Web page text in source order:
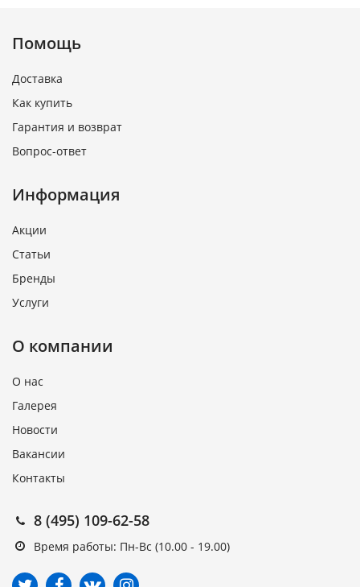
Помощь
Доставка
Как купить
Гарантия и возврат
Вопрос-ответ
Информация
Акции
Статьи
Бренды
Услуги
О компании
О нас
Галерея
Новости
Вакансии
Контакты
8 (495) 109-62-58
Время работы: Пн-Вс (10.00 - 19.00)